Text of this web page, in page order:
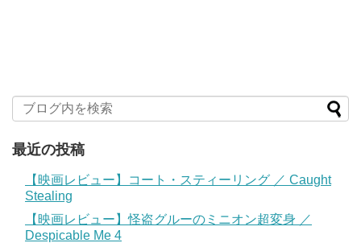
最近の投稿
【映画レビュー】コート・スティーリング ／ Caught
Stealing
【映画レビュー】怪盗グルーのミニオン超変身 ／
Despicable Me 4